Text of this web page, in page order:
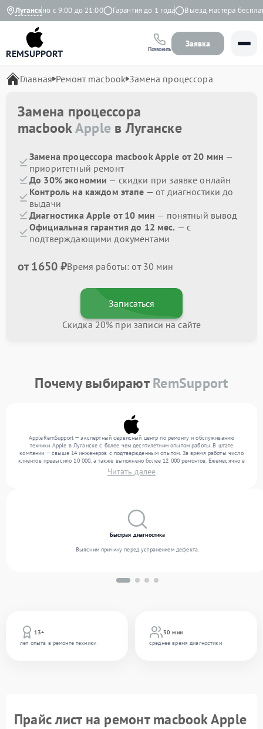
Луганск
Ежедневно с 9:00 до 21:00 Гарантия до 1 года Выезд мастера
REMSUPPORT Позвонить
Заявка
Главная Ремонт macbook Замена процессора
Замена процессора
macbookApple в Луганске
Замена процессора macbook Apple от 20 мин —
приоритетный ремонт
До 30% экономии — скидки при заявке онлайн
Контроль на каждом этапе — от диагностики до
выдачи
Диагностика Apple от 10 мин — понятный вывод
Официальная гарантия до 12 мес. — с
подтверждающими документами
от 1650 ₽Время работы: от 30 мин
Записаться
Скидка 20% при записи на сайте
Почему выбираютRemSupport
AppleRemSupport — экспертный сервисный центр по ремонту и обслуживанию
техники Apple в Луганске с более чем десятилетним опытом работы. В штате
компании — свыше 14 инженеров с подтвержденным опытом. За время работы число
клиентов превысило 10 000, а также выполнено более 12 000 ремонтов. Ежемесячно в
сервисный центр поступает более 300 обращений, включая , , . Мы работаем с
широким спектром неисправностей и предлагаем стабильный уровень сервиса
Читать далее
13+
лет опыта в ремонте техники
30 мин
среднее время диагностики
Быстрая диагностика
Выясним причину перед устранением дефекта.
Прайс лист на ремонт macbook Apple